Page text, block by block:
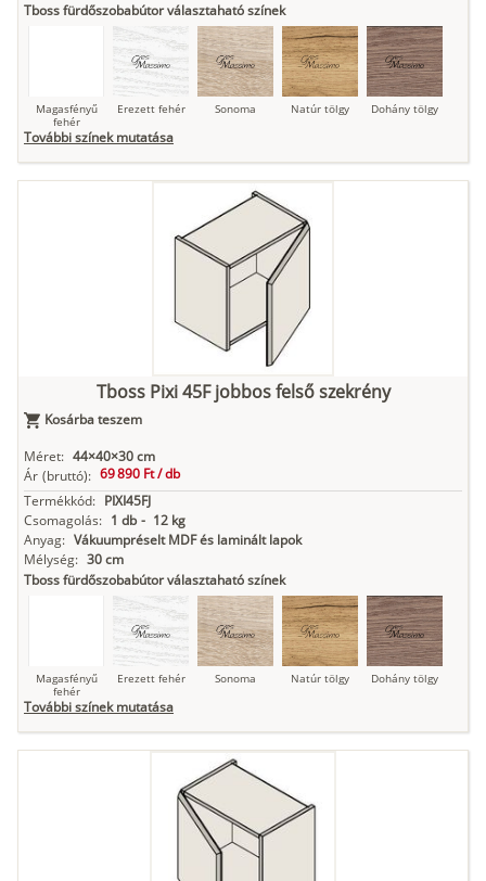
Tboss fürdőszobabútor választaható színek
Magasfényű
fehér
Erezett fehér Sonoma Natúr tölgy Dohány tölgy
Loft beton
Szupermatt
fehér
Kőszürke Füstös zöld
Antracit Matt fekete
További színek mutatása
Tboss Pixi 45F jobbos felső szekrény
Kosárba teszem
Méret: 44×40×30 cm
Ár (bruttó): 69 890 Ft /db
Termékkód: PIXI45FJ
Csomagolás: 1 db - 12 kg
Anyag: Vákuumpréselt MDF és laminált lapok
Mélység: 30 cm
Tboss fürdőszobabútor választaható színek
Magasfényű
fehér
Erezett fehér Sonoma Natúr tölgy Dohány tölgy
Loft beton
További színek mutatása